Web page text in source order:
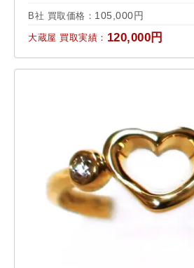
B社 買取価格： 105,000円
大蔵屋 買取実績： 120,000円